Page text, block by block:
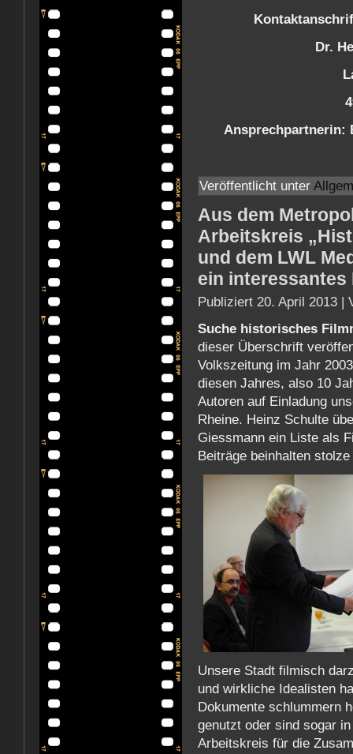
Dr.
Ansprechpartnerin:
Veröffentlicht unter
Aus dem
Arbeitskreis
und dem LWL
ein interessantes
Publiziert 20. April 2013 |
Suche historisches
dieser Überschrift
Volkszeitung im Jahr
diesen Jahres, also 10
Autoren auf Einladung
Rheine. Heinz Schulte
Giessmann ein Liste als
Beiträge beinhalten
Unsere Stadt filmisch
und wirkliche Idealisten
Dokumente schlummern
genutzt oder sind sogar
Arbeitskreis für die